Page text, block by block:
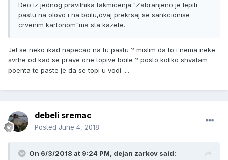
Deo iz jednog pravilnika takmicenja:"Zabranjeno je lepiti
pastu na olovo i na boilu,ovaj prekrsaj se sankcionise
crvenim kartonom"ma sta kazete.
Jel se neko ikad napecao na tu pastu ? mislim da to i nema neke
svrhe od kad se prave one topive boile ? posto koliko shvatam
poenta te paste je da se topi u vodi ....
debeli sremac
Posted June 4, 2018
On 6/3/2018 at 9:24 PM, dejan zarkov said: